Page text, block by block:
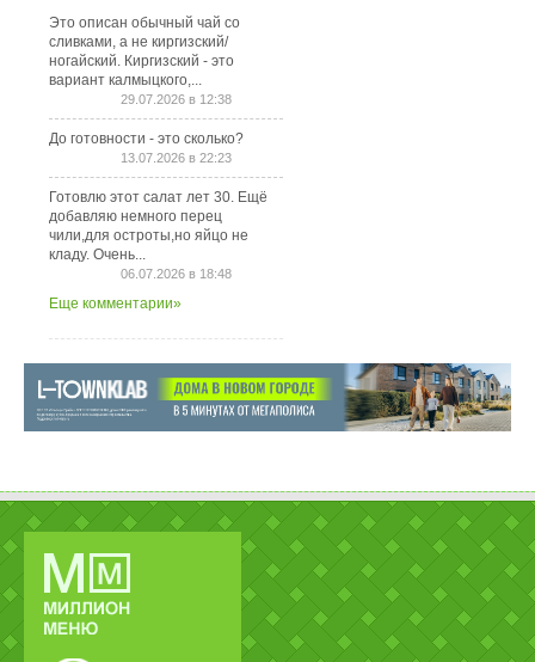
Это описан обычный чай со
сливками, а не киргизский/
ногайский. Киргизский - это
вариант калмыцкого,...
29.07.2026 в 12:38
До готовности - это сколько?
13.07.2026 в 22:23
Готовлю этот салат лет 30. Ещё
добавляю немного перец
чили,для остроты,но яйцо не
кладу. Очень...
06.07.2026 в 18:48
Еще комментарии»